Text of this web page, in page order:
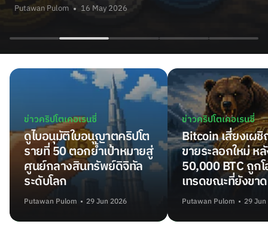
Putawan Pulom 16 May 2026
ข่าวคริปโตเคอเรนซี่
ดูไบอนุมัติใบอนุญาตคริปโต
รายที่ 50 ตอกย้ำเป้าหมายสู่
ศูนย์กลางสินทรัพย์ดิจิทัล
ระดับโลก
Putawan Pulom 29 Jun 2026
ข่าวคริปโตเคอเรนซี่
Bitcoin เสี่ยงเผ
ขายระลอกใหม่ ห
50,000 BTC ถูกโ
เทรดขณะที่ยังขา
Putawan Pulom 29